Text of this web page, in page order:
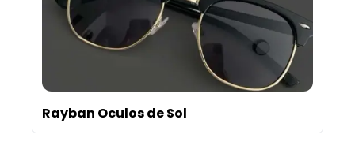
Rayban Oculos de Sol